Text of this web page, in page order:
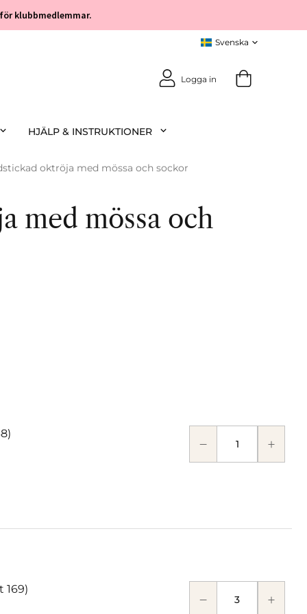
klubbmedlemmar.
Logga in
HJÄLP & INSTRUKTIONER
oktröja med mössa och sockor
med mössa och
169)